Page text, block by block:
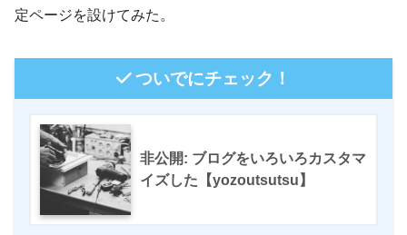
定ページを設けてみた。
ついでにチェック！
非公開: ブログをいろいろカスタマ
イズした【yozoutsutsu】